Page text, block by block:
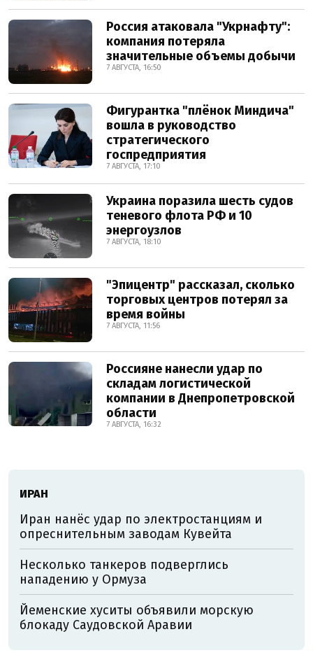
Россия атаковала "Укрнафту":
компания потеряла
значительные объемы добычи
7 АВГУСТА, 16:50
Фигурантка "плёнок Миндича"
вошла в руководство
стратегического
госпредприятия
7 АВГУСТА, 17:10
Украина поразила шесть судов
теневого флота РФ и 10
энергоузлов
7 АВГУСТА, 18:10
"Эпицентр" рассказал, сколько
торговых центров потерял за
время войны
7 АВГУСТА, 11:56
Россияне нанесли удар по
складам логистической
компании в Днепропетровской
области
7 АВГУСТА, 16:32
ИРАН
Иран нанёс удар по электростанциям и
опреснительным заводам Кувейта
Несколько танкеров подверглись
нападению у Ормуза
Йеменские хуситы объявили морскую
блокаду Саудовской Аравии